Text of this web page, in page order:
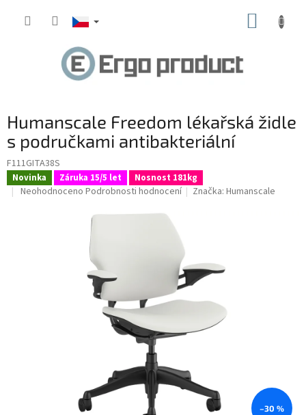
Humanscale Freedom lékařská židle
s područkami antibakteriální
F111GITA38S
Novinka Záruka 15/5 let Nosnost 181kg
Průměrné
Neohodnoceno Podrobnosti hodnocení Značka:Humanscale
–30 %